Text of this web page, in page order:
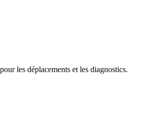
les déplacements et les diagnostics.